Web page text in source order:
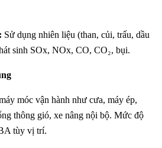
Sử dụng nhiên liệu (than, củi, trấu, dầu
sinh SOx, NOx, CO, CO₂, bụi.
móc vận hành như cưa, máy ép,
thông gió, xe nâng nội bộ. Mức độ
tùy vị trí.